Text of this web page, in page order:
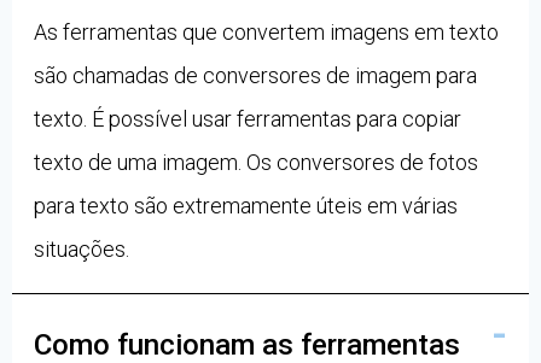
As ferramentas que convertem imagens em texto
são chamadas de conversores de imagem para
texto. É possível usar ferramentas para copiar
texto de uma imagem. Os conversores de fotos
para texto são extremamente úteis em várias
situações.
Como funcionam as ferramentas